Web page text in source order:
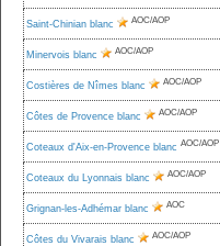
Saint-Chinian blanc AOC/AOP
Minervois blanc AOC/AOP
Costières de Nîmes blanc AOC/AOP
Côtes de Provence blanc AOC/AOP
Coteaux d'Aix-en-Provence blanc AOC/AOP
Coteaux du Lyonnais blanc AOC/AOP
Grignan-les-Adhémar blanc AOC
Côtes du Vivarais blanc AOC/AOP